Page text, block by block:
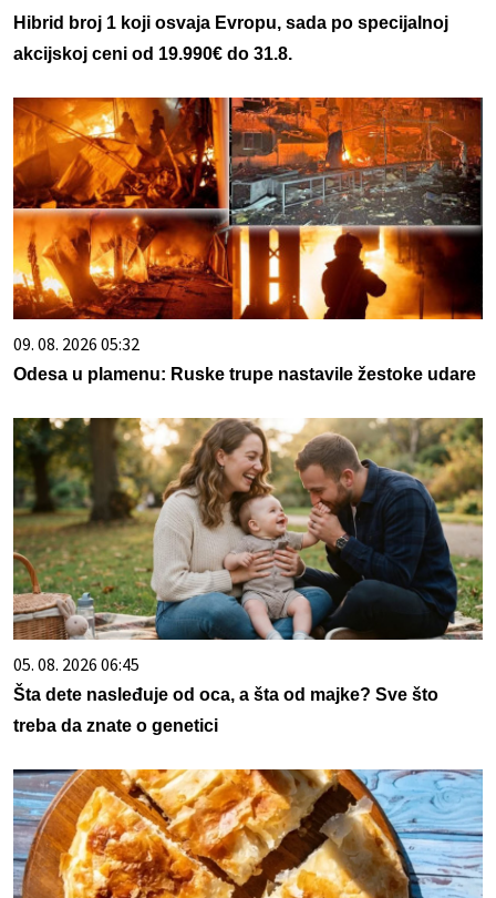
Hibrid broj 1 koji osvaja Evropu, sada po specijalnoj
akcijskoj ceni od 19.990€ do 31.8.
09. 08. 2026 05:32
Odesa u plamenu: Ruske trupe nastavile žestoke udare
05. 08. 2026 06:45
Šta dete nasleđuje od oca, a šta od majke? Sve što
treba da znate o genetici